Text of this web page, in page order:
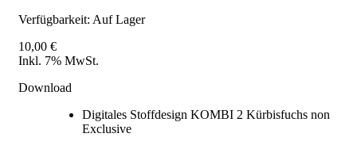
Verfügbarkeit: Auf Lager
10,00 €
Inkl. 7% MwSt.
Download
Digitales Stoffdesign KOMBI 2 Kürbisfuchs non
Exclusive